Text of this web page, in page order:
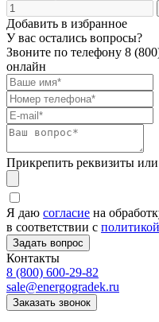
Добавить в избранное
У вас остались вопросы?
Звоните по телефону 8
онлайн
Прикрепить реквизиты или
Я даю согласие на
в соответствии с
Контакты
8 (800) 600-29-82
sale@energogradek.ru